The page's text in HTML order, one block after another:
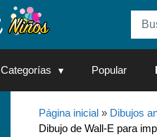
Categorías Popular
Página inicial» Dibujos
Dibujo de Wall-E para